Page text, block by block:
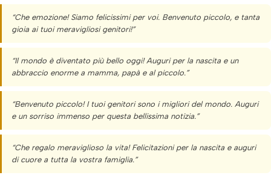
“Che emozione! Siamo felicissimi per voi. Benvenuto piccolo, e tanta
gioia ai tuoi meravigliosi genitori!”
“Il mondo è diventato più bello oggi! Auguri per la nascita e un
abbraccio enorme a mamma, papà e al piccolo.”
“Benvenuto piccolo! I tuoi genitori sono i migliori del mondo. Auguri
e un sorriso immenso per questa bellissima notizia.”
“Che regalo meraviglioso la vita! Felicitazioni per la nascita e auguri
di cuore a tutta la vostra famiglia.”